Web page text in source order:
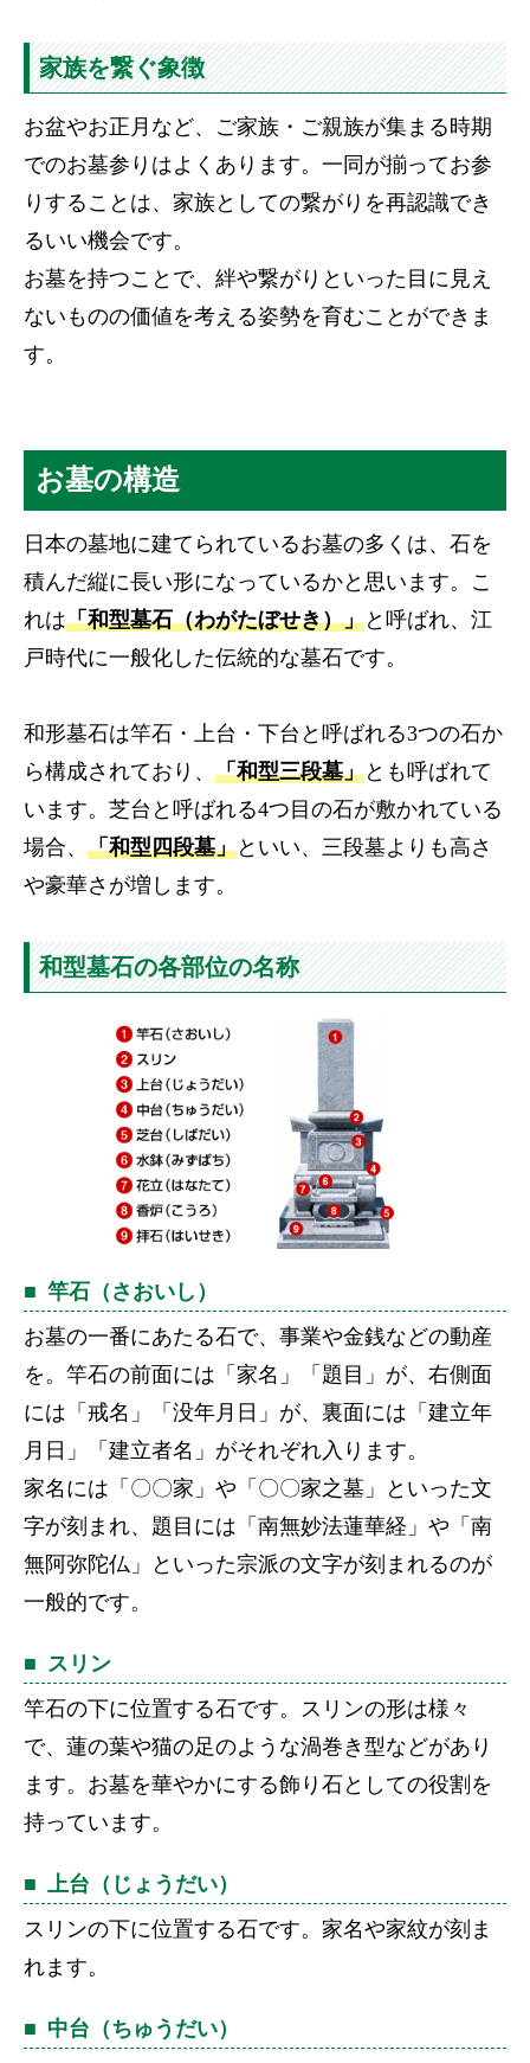
家族を繋ぐ象徴
お盆やお正月など、ご家族・ご親族が集まる時期
でのお墓参りはよくあります。一同が揃ってお参
りすることは、家族としての繋がりを再認識でき
るいい機会です。
お墓を持つことで、絆や繋がりといった目に見え
ないものの価値を考える姿勢を育むことができま
す。
お墓の構造
日本の墓地に建てられているお墓の多くは、石を
積んだ縦に長い形になっているかと思います。こ
れは「和型墓石（わがたぼせき）」と呼ばれ、江
戸時代に一般化した伝統的な墓石です。
和形墓石は竿石・上台・下台と呼ばれる3つの石か
ら構成されており、 「和型三段墓」とも呼ばれて
います。芝台と呼ばれる4つ目の石が敷かれている
場合、 「和型四段墓」といい、三段墓よりも高さ
や豪華さが増します。
和型墓石の各部位の名称
竿石（さおいし）
お墓の一番にあたる石で、事業や金銭などの動産
を。竿石の前面には「家名」「題目」が、右側面
には「戒名」「没年月日」が、裏面には「建立年
月日」「建立者名」がそれぞれ入ります。
家名には「〇〇家」や「〇〇家之墓」といった文
字が刻まれ、題目には「南無妙法蓮華経」や「南
無阿弥陀仏」といった宗派の文字が刻まれるのが
一般的です。
スリン
竿石の下に位置する石です。スリンの形は様々
で、蓮の葉や猫の足のような渦巻き型などがあり
ます。お墓を華やかにする飾り石としての役割を
持っています。
上台（じょうだい）
スリンの下に位置する石です。家名や家紋が刻ま
れます。
中台（ちゅうだい）